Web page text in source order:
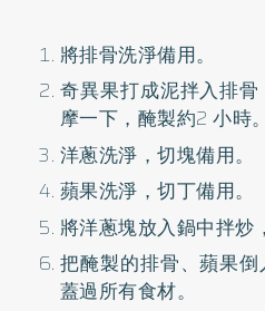
將排骨洗淨備用。
奇異果打成泥拌入排
摩一下，醃製約2 小時。
洋蔥洗淨，切塊備用。
蘋果洗淨，切丁備用。
將洋蔥塊放入鍋中拌炒
把醃製的排骨、蘋果
蓋過所有食材。